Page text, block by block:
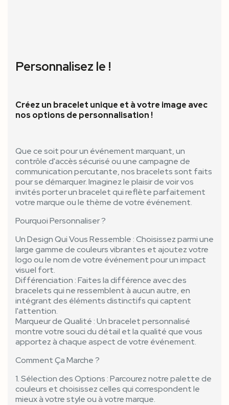
Personnalisez le !
Créez un bracelet unique et à votre image avec
nos options de personnalisation !
Que ce soit pour un événement marquant, un
contrôle d'accès sécurisé ou une campagne de
communication percutante, nos bracelets sont faits
pour se démarquer. Imaginez le plaisir de voir vos
invités porter un bracelet qui reflète parfaitement
votre marque ou le thème de votre événement.
Pourquoi Personnaliser ?
Un Design Qui Vous Ressemble : Choisissez parmi une
large gamme de couleurs vibrantes et ajoutez votre
logo ou le nom de votre événement pour un impact
visuel fort.
Différenciation : Faites la différence avec des
bracelets qui ne ressemblent à aucun autre, en
intégrant des éléments distinctifs qui captent
l'attention.
Marqueur de Qualité : Un bracelet personnalisé
montre votre souci du détail et la qualité que vous
apportez à chaque aspect de votre événement.
Comment Ça Marche ?
1. Sélection des Options : Parcourez notre palette de
couleurs et choisissez celles qui correspondent le
mieux à votre style ou à votre marque.